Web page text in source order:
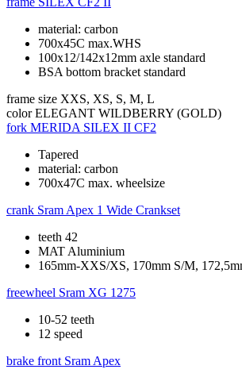
material: carbon
700x45C max.WHS
100x12/142x12mm axle standard
BSA bottom bracket standard
frame size XXS, XS, S, M, L
color ELEGANT WILDBERRY (GOLD)
fork MERIDA SILEX II CF2
Tapered
material: carbon
700x47C max. wheelsize
crank Sram Apex 1 Wide Crankset
teeth 42
MAT Aluminium
165mm-XXS/XS, 170mm S/M,
freewheel Sram XG 1275
10-52 teeth
12 speed
brake front Sram Apex